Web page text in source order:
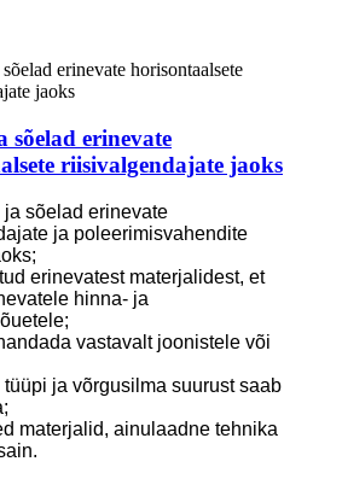
sõelad erinevate
riisivalgendajate jaoks
ja sõelad erinevate
ja poleerimisvahendite
erinevatest materjalidest, et
hinna- ja
vastavalt joonistele või
tüüpi ja võrgusilma suurust saab
materjalid, ainulaadne tehnika